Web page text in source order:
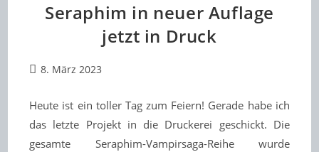
Seraphim in neuer Auflage
jetzt in Druck
Beitrag
8. März 2023
Heute ist ein toller Tag zum Feiern! Gerade habe ich
das letzte Projekt in die Druckerei geschickt. Die
gesamte Seraphim-Vampirsaga-Reihe wurde